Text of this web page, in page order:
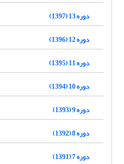
دوره 13 (1397)
دوره 12 (1396)
دوره 11 (1395)
دوره 10 (1394)
دوره 9 (1393)
دوره 8 (1392)
دوره 7 (1391)